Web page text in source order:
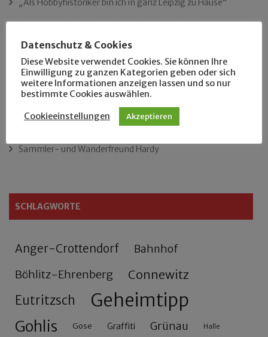
„Als Hobbyhistoriker bin ich in ganz Leipzig zu Hause“
Der Leipziger Schmiedetag von 1904
Rennfahrer in Schönefeld und Zschocher
Zu Fuß durch Anger-Crottendorf
Sammler- und Wanderfreund Hardy
SCHLAGWORTE
Anger-Crottendorf Bahnhof
Böhlitz-Ehrenberg Connewitz
Eutritzsch Geheimtipp
Gohlis Gose Graffiti Grünau Halle
Datenschutz & Cookies
Diese Website verwendet Cookies. Sie können Ihre
Einwilligung zu ganzen Kategorien geben oder sich
weitere Informationen anzeigen lassen und so nur
bestimmte Cookies auswählen.
Cookieeinstellungen Akzeptieren